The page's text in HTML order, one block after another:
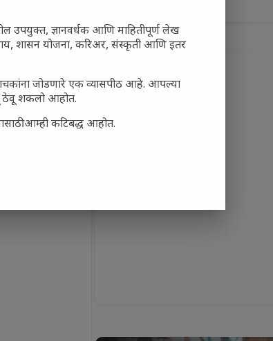
उपयुक्त, ज्ञानवर्धक आणि माहितीपूर्ण लेख
शासन योजना, करिअर, संस्कृती आणि इतर
जोडणारे एक व्यासपीठ आहे. आपल्या
ठेवू शकलो आहोत.
आम्ही कटिबद्ध आहोत.